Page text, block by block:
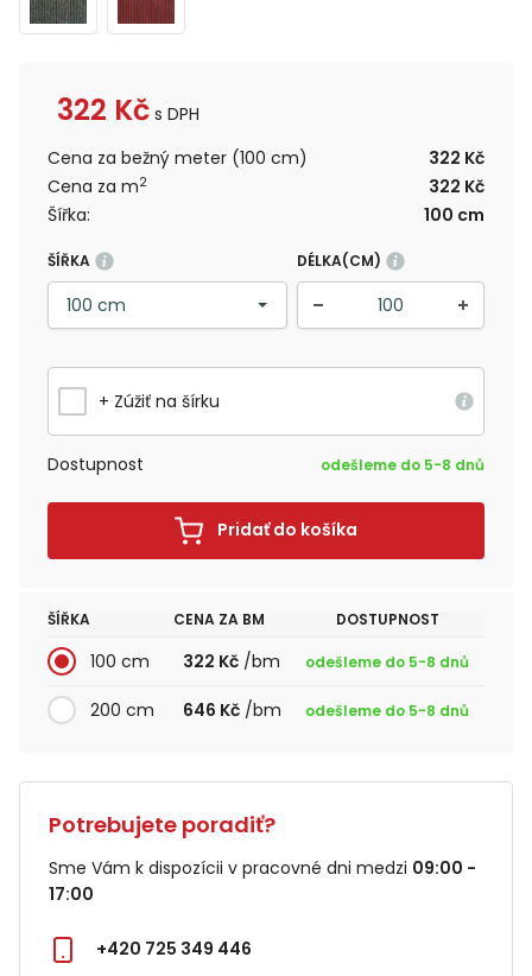
322 Kč s DPH
Cena za bežný meter (100 cm)
322 Kč
Cena za m2
322 Kč
Šířka:
100 cm
ŠÍŘKA DÉLKA(CM)
+ Zúžiť na šírku
Dostupnost odešleme do 5-8 dnů
Pridať do košíka
ŠÍŘKA CENA ZA BM DOSTUPNOST
100 cm 322 Kč /bm odešleme do 5-8 dnů
200 cm 646 Kč/bm odešleme do 5-8 dnů
Potrebujete poradiť?
Sme Vám k dispozícii v pracovné dni medzi 09:00 -
17:00
+420 725 349 446